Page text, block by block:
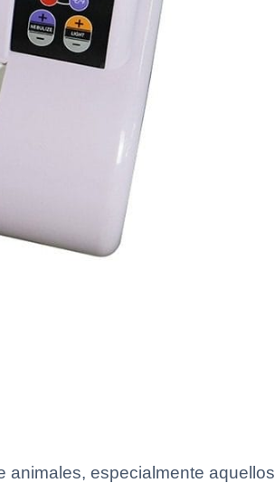
animales, especialmente aquellos